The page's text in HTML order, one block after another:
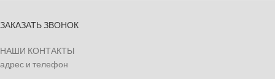
ЗАКАЗАТЬ ЗВОНОК
НАШИ КОНТАКТЫ
адрес и телефон